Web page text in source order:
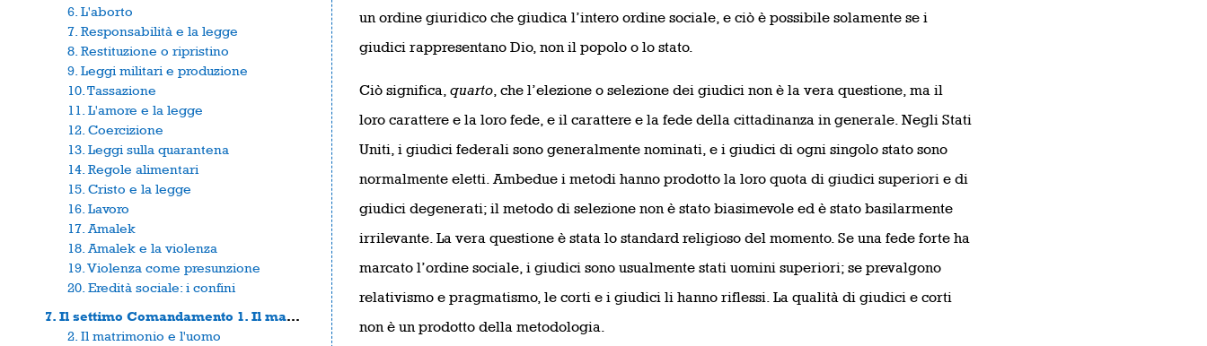
6. L'aborto
7. Responsabilità e la legge
8. Restituzione o ripristino
9. Leggi militari e produzione
10. Tassazione
11. L'amore e la legge
12. Coercizione
13. Leggi sulla quarantena
14. Regole alimentari
15. Cristo e la legge
16. Lavoro
17. Amalek
18. Amalek e la violenza
19. Violenza come presunzione
20. Eredità sociale: i confini
7. Il settimo Comandamento 1. Il matrimonio
2. Il matrimonio e l'uomo
un ordine giuridico che giudica l’intero ordine sociale, e ciò è possibile solamente se i
giudici rappresentano Dio, non il popolo o lo stato.
Ciò significa, quarto, che l’elezione o selezione dei giudici non è la vera questione, ma il
loro carattere e la loro fede, e il carattere e la fede della cittadinanza in generale. Negli Stati
Uniti, i giudici federali sono generalmente nominati, e i giudici di ogni singolo stato sono
normalmente eletti. Ambedue i metodi hanno prodotto la loro quota di giudici superiori e di
giudici degenerati; il metodo di selezione non è stato biasimevole ed è stato basilarmente
irrilevante. La vera questione è stata lo standard religioso del momento. Se una fede forte ha
marcato l’ordine sociale, i giudici sono usualmente stati uomini superiori; se prevalgono
relativismo e pragmatismo, le corti e i giudici li hanno riflessi. La qualità di giudici e corti
non è un prodotto della metodologia.